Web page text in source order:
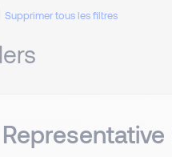
Supprimer tous les filtres